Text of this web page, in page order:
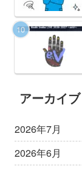
アーカイブ
2026年7月
2026年6月